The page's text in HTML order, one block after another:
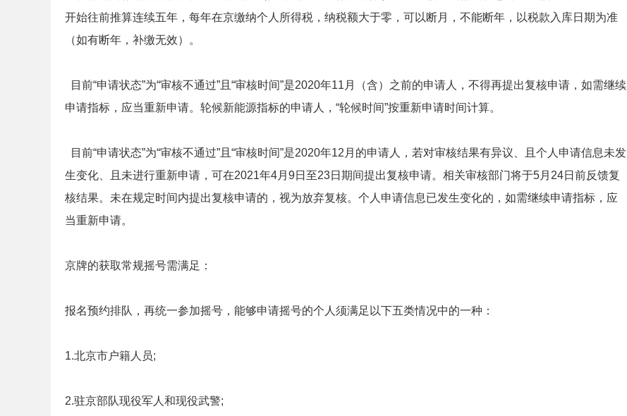
开始往前推算连续五年，每年在京缴纳个人所得税，纳税额大于零，可以断月，不能断年，以税款入库日期为准
（如有断年，补缴无效）。
目前“申请状态”为“审核不通过”且“审核时间”是2020年11月（含）之前的申请人，不得再提出复核申请，如需继续
申请指标，应当重新申请。轮候新能源指标的申请人，“轮候时间”按重新申请时间计算。
目前“申请状态”为“审核不通过”且“审核时间”是2020年12月的申请人，若对审核结果有异议、且个人申请信息未发
生变化、且未进行重新申请，可在2021年4月9日至23日期间提出复核申请。相关审核部门将于5月24日前反馈复
核结果。未在规定时间内提出复核申请的，视为放弃复核。个人申请信息已发生变化的，如需继续申请指标，应
当重新申请。
京牌的获取常规摇号需满足：
报名预约排队，再统一参加摇号，能够申请摇号的个人须满足以下五类情况中的一种：
1.北京市户籍人员;
2.驻京部队现役军人和现役武警;